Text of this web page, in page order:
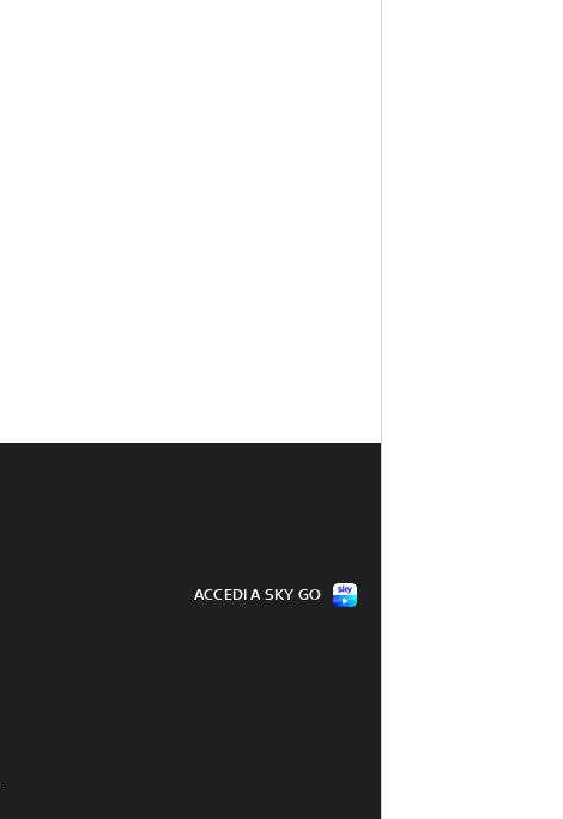
ACCEDI A SKY GO